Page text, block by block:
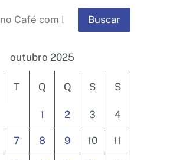
Buscar
outubro 2025
T Q Q S S
1 2 3 4
7 8 9 10 11